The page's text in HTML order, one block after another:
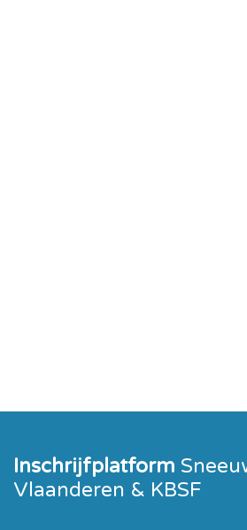
Inschrijfplatform
Vlaanderen & KBSF